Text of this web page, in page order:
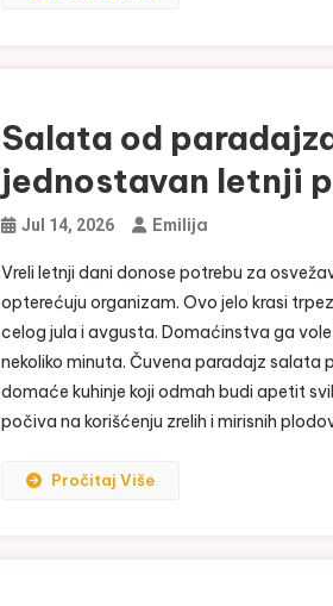
Salata od
jednostavan letnji
Jul 14, 2026 Emilija
Vreli letnji dani donose potrebu za
opterećuju organizam. Ovo jelo krasi
celog jula i avgusta. Domaćinstva ga
nekoliko minuta. Čuvena paradajz salata
domaće kuhinje koji odmah budi apetit
počiva na korišćenju zrelih i mirisnih
Pročitaj Više